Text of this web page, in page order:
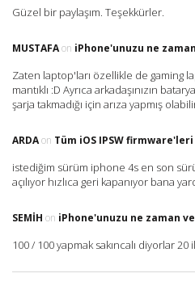
Güzel bir paylaşım. Teşekkürler.
MUSTAFAon iPhone'unuzu ne
Zaten laptop'ları özellikle de gaming
mantıklı :D Ayrıca arkadaşınızın
şarja takmadığı için arıza yapmış
ARDAon Tüm iOS IPSW firmware'leri
istediğim sürüm iphone 4s en son
açılıyor hızlıca geri kapanıyor bana
SEMIH on iPhone'unuzu ne zaman
100 / 100 yapmak sakıncalı diyorlar